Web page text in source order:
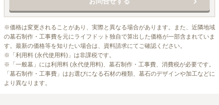
ペットもいっしょにご納骨可能です。
※価格は変更されることがあり、実際と異なる場合があります。また、近隣地域
の墓石制作・工事費を元にライフドット独自で算出した価格が一部含まれていま
す。最新の価格等を知りたい場合は、資料請求にてご確認ください。
※「利用料 (永代使用料)」は非課税です。
※「一般墓」には利用料 (永代使用料)、墓石制作・工事費、消費税が必要です。
「墓石制作・工事費」はお選びになる石材の種類、墓石のデザインや加工などに
より異なります。